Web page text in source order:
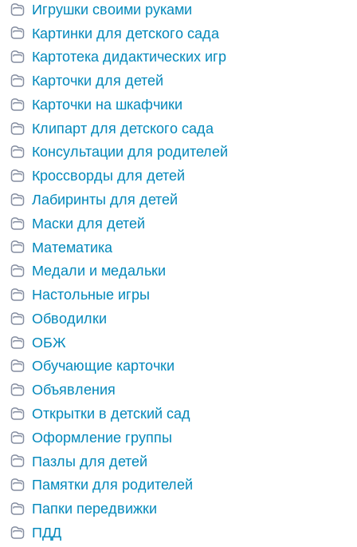
Игрушки своими руками
Картинки для детского сада
Картотека дидактических игр
Карточки для детей
Карточки на шкафчики
Клипарт для детского сада
Консультации для родителей
Кроссворды для детей
Лабиринты для детей
Маски для детей
Математика
Медали и медальки
Настольные игры
Обводилки
ОБЖ
Обучающие карточки
Объявления
Открытки в детский сад
Оформление группы
Пазлы для детей
Памятки для родителей
Папки передвижки
ПДД